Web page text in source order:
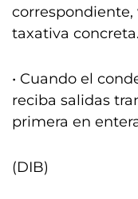
correspondiente,
taxativa concreta.
• Cuando el
reciba salidas
primera en
(DIB)